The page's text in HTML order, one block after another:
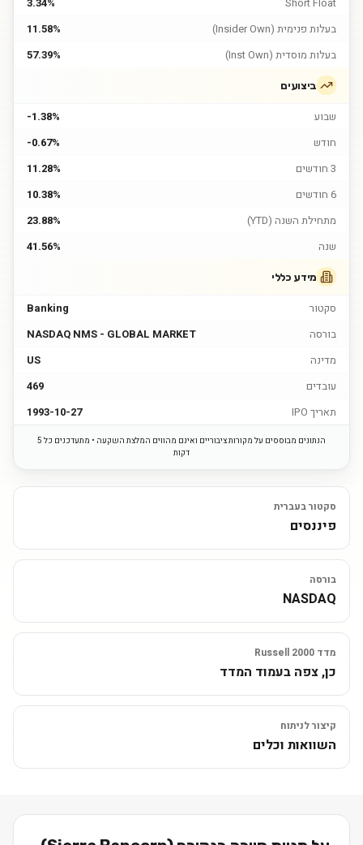
בעלות פנימית (Insider Own)
11.58%
בעלות מוסדית (Inst Own)
57.39%
ביצועים
שבוע
-1.38%
חודש
-0.67%
3 חודשים
11.28%
6 חודשים
10.38%
מתחילת השנה (YTD)
23.88%
שנה
41.56%
מידע כללי
סקטור
Banking
בורסה
NASDAQ NMS - GLOBAL MARKET
מדינה
US
עובדים
469
תאריך IPO
1993-10-27
הנתונים מבוססים על מקורות ציבוריים ואינם מהווים המלצת השקעה • מתעדכנים כל 5
דקות
סקטור בעברית
פיננסים
בורסה
NASDAQ
מדד Russell 2000
כן, צפה בעמוד המדד
קיצור לניתוח
השוואות וכלים